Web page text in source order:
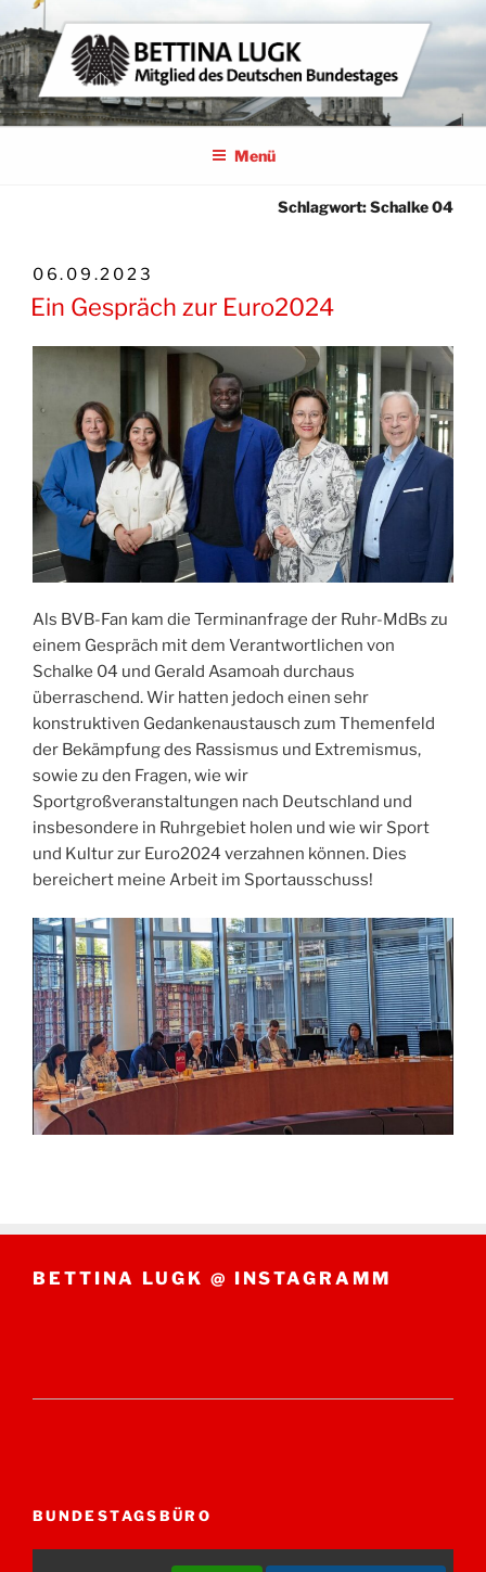
Zum
Inhalt
springen
BETTINA LUGK
MITGLIED DES DEUTSCHEN BUNDESTAGES
Menü
Schlagwort:Schalke 04
VERÖFFENTLICHT
AM
06.09.2023
Ein Gespräch zur Euro2024
Als BVB-Fan kam die Terminanfrage der Ruhr-MdBs zu
einem Gespräch mit dem Verantwortlichen von
Schalke 04 und Gerald Asamoah durchaus
überraschend. Wir hatten jedoch einen sehr
konstruktiven Gedankenaustausch zum Themenfeld
der Bekämpfung des Rassismus und Extremismus,
sowie zu den Fragen, wie wir
Sportgroßveranstaltungen nach Deutschland und
insbesondere in Ruhrgebiet holen und wie wir Sport
und Kultur zur Euro2024 verzahnen können. Dies
bereichert meine Arbeit im Sportausschuss!
BETTINA LUGK @ INSTAGRAMM
BUNDESTAGSBÜRO